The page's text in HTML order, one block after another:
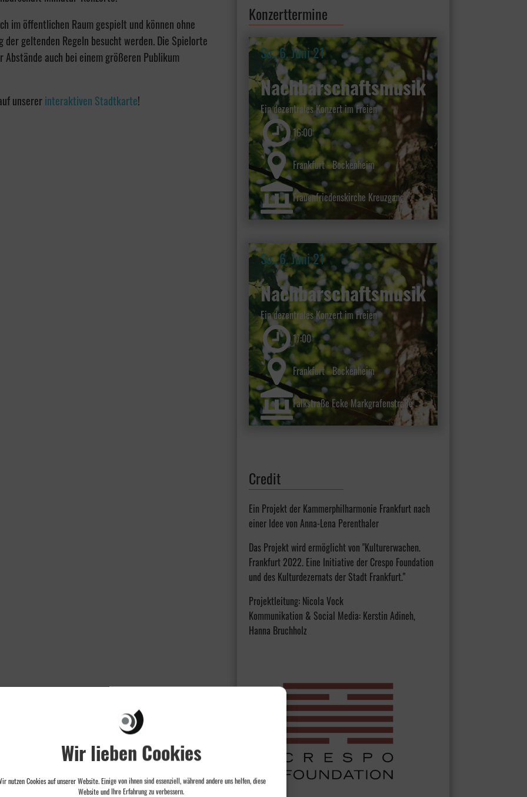
Wir lieben Cookies
nutzen Cookies auf unserer Website. Einige von ihnen sind essenziell, während andere uns helfen, diese
Website und Ihre Erfahrung zu verbessern.
im öffentlichen Raum gespielt und können ohne
geltenden Regeln besucht werden. Die Spielorte
auch bei einem größeren Publikum
unsererinteraktiven Stadtkarte!
Konzerttermine
So., 6. Juni 21
Nachbarschaftsmusik
Ein dezentrales Konzert im Freien
16:00
Frankfurt - Bockenheim
Frauenfriedenskirche Kreuzgang
So., 6. Juni 21
Nachbarschaftsmusik
Ein dezentrales Konzert im Freien
17:00
Frankfurt - Bockenheim
Falkstraße Ecke Markgrafenstraße
Credit
Ein Projekt der Kammerphilharmonie Frankfurt nach
einer Idee von Anna-Lena Perenthaler
Das Projekt wird ermöglicht von "Kulturerwachen.
Frankfurt 2022. Eine Initiative der Crespo Foundation
und des Kulturdezernats der Stadt Frankfurt."
Projektleitung: Nicola Vock
Kommunikation & Social Media: Kerstin Adineh,
Hanna Bruchholz